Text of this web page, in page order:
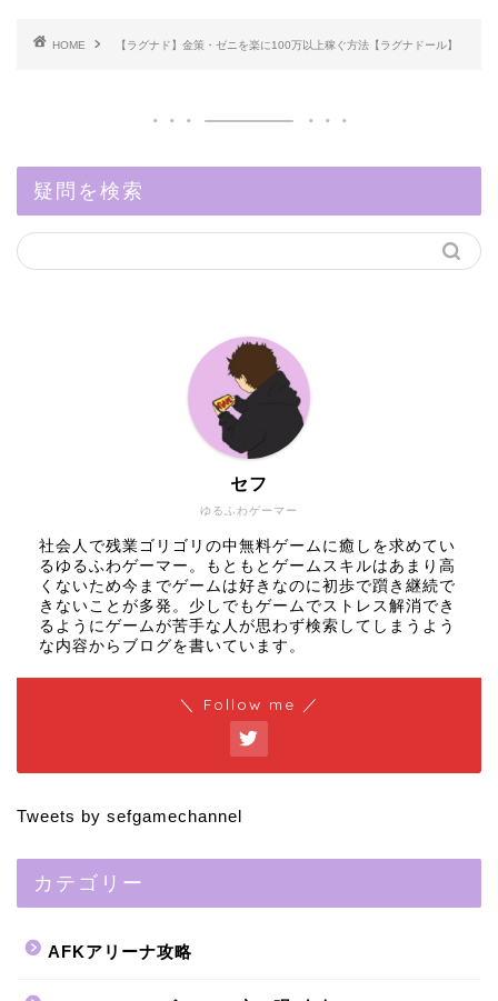
HOME 【ラグナド】金策・ゼニを楽に100万以上稼ぐ方法【ラグナドール】
疑問を検索
ゆるふわゲーマー
セフ
社会人で残業ゴリゴリの中無料ゲームに癒しを求めてい
るゆるふわゲーマー。もともとゲームスキルはあまり高
くないため今までゲームは好きなのに初歩で躓き継続で
きないことが多発。少しでもゲームでストレス解消でき
るようにゲームが苦手な人が思わず検索してしまうよう
な内容からブログを書いています。
＼ Follow me ／
Tweets by sefgamechannel
カテゴリー
AFKアリーナ攻略